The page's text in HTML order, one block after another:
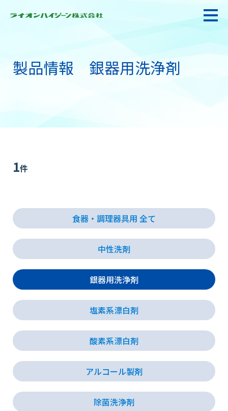
私たちの強み・使命
採用情報
各種問い合わせ
SDSダウンロード
製品情報 銀器用洗浄剤
1件
食器・調理器具用 全て
中性洗剤
銀器用洗浄剤
塩素系漂白剤
酸素系漂白剤
アルコール製剤
除菌洗浄剤